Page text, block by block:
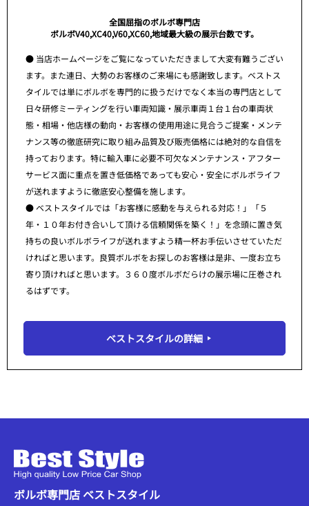
全国屈指のボルボ専門店
ボルボV40,XC40,V60,XC60,地域最大級の展示台数です。
● 当店ホームページをご覧になっていただきまして大変有難うござい
ます。また連日、大勢のお客様のご来場にも感謝致します。ベストス
タイルでは単にボルボを専門的に扱うだけでなく本当の専門店として
日々研修ミーティングを行い車両知識・展示車両１台１台の車両状
態・相場・他店様の動向・お客様の使用用途に見合うご提案・メンテ
ナンス等の徹底研究に取り組み品質及び販売価格には絶対的な自信を
持っております。特に輸入車に必要不可欠なメンテナンス・アフター
サービス面に重点を置き低価格であっても安心・安全にボルボライフ
が送れますように徹底安心整備を施します。
● ベストスタイルでは「お客様に感動を与えられる対応！」「５
年・１０年お付き合いして頂ける信頼関係を築く！」を念頭に置き気
持ちの良いボルボライフが送れますよう精一杯お手伝いさせていただ
ければと思います。良質ボルボをお探しのお客様は是非、一度お立ち
寄り頂ければと思います。３６０度ボルボだらけの展示場に圧巻され
るはずです。
ベストスタイルの詳細
ボルボ専門店 ベストスタイル